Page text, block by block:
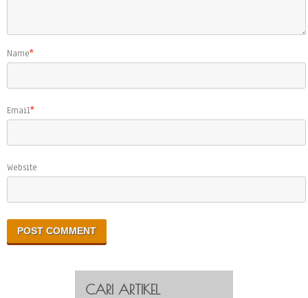
Name*
Email*
Website
CARI ARTIKEL